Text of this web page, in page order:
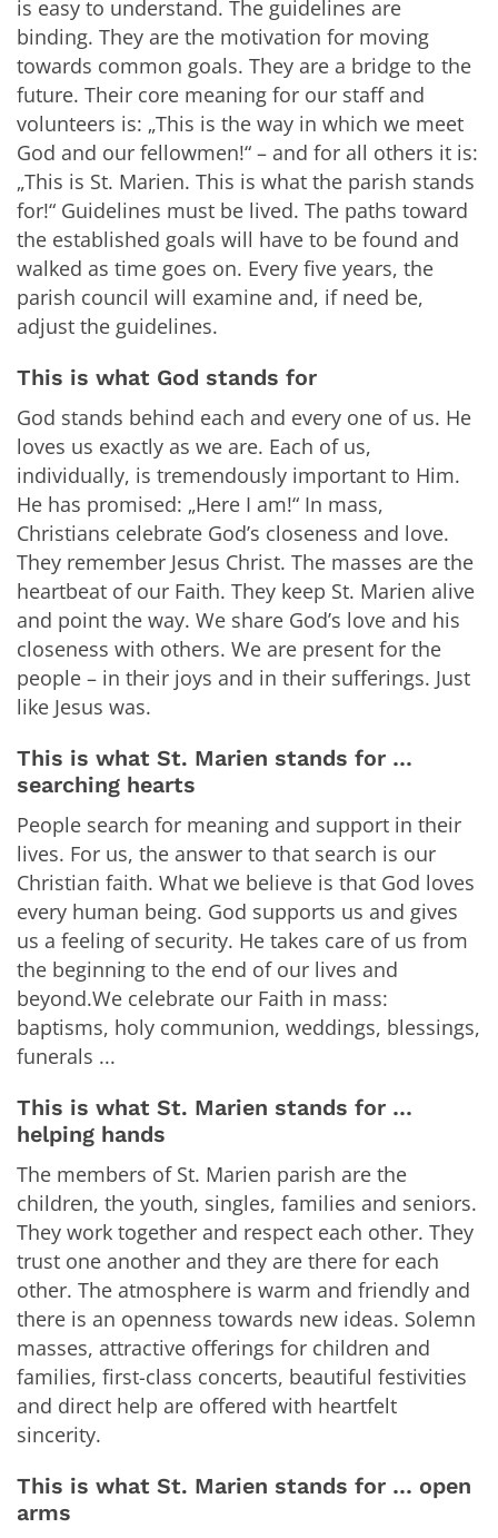
is easy to understand. The guidelines are
binding. They are the motivation for moving
towards common goals. They are a bridge to the
future. Their core meaning for our staff and
volunteers is: „This is the way in which we meet
God and our fellowmen!“ – and for all others it is:
„This is St. Marien. This is what the parish stands
for!“ Guidelines must be lived. The paths toward
the established goals will have to be found and
walked as time goes on. Every five years, the
parish council will examine and, if need be,
adjust the guidelines.
This is what God stands for
God stands behind each and every one of us. He
loves us exactly as we are. Each of us,
individually, is tremendously important to Him.
He has promised: „Here I am!“ In mass,
Christians celebrate God’s closeness and love.
They remember Jesus Christ. The masses are the
heartbeat of our Faith. They keep St. Marien alive
and point the way. We share God’s love and his
closeness with others. We are present for the
people – in their joys and in their sufferings. Just
like Jesus was.
This is what St. Marien stands for …
searching hearts
People search for meaning and support in their
lives. For us, the answer to that search is our
Christian faith. What we believe is that God loves
every human being. God supports us and gives
us a feeling of security. He takes care of us from
the beginning to the end of our lives and
beyond.We celebrate our Faith in mass:
baptisms, holy communion, weddings, blessings,
funerals ...
This is what St. Marien stands for …
helping hands
The members of St. Marien parish are the
children, the youth, singles, families and seniors.
They work together and respect each other. They
trust one another and they are there for each
other. The atmosphere is warm and friendly and
there is an openness towards new ideas. Solemn
masses, attractive offerings for children and
families, first-class concerts, beautiful festivities
and direct help are offered with heartfelt
sincerity.
This is what St. Marien stands for … open
arms